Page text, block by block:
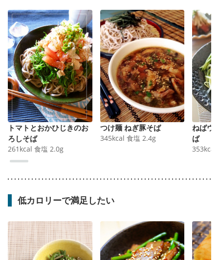
トマトとおかひじきのお
ろしそば
261 kcal 食塩 2.0g
つけ麺 ねぎ豚そば
345kcal 食塩 2.4g
ねばウ
ば
353kcal
低カロリーで満足したい